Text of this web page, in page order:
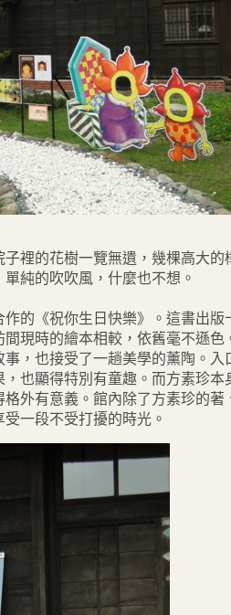
裡的花樹一覽無遺，幾棵高大的
純的吹吹風，什麼也不想。
的《祝你生日快樂》。這書出版
現時的繪本相較，依舊毫不遜色
，也接受了一趟美學的薰陶。入
也顯得特別有童趣。 而方素珍本
外有意義。館內除了方素珍的著
一段不受打擾的時光。